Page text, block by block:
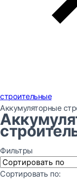
строительные
Аккумуляторные
Фильтры
Сортировать по: